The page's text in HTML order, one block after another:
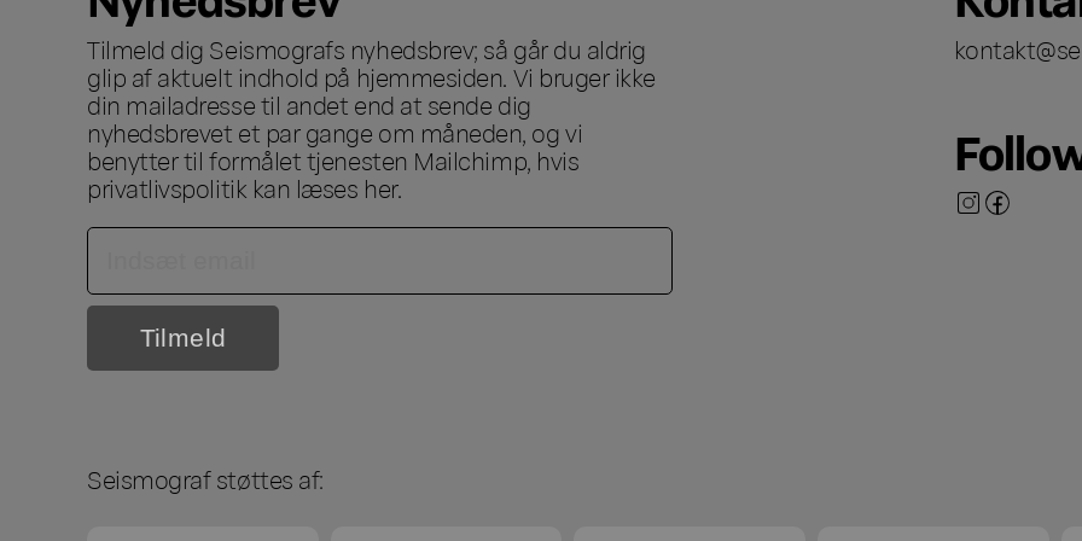
Tilmeld dig Seismografs nyhedsbrev; så går du aldrig
glip af aktuelt indhold på hjemmesiden. Vi bruger ikke
din mailadresse til andet end at sende dig
nyhedsbrevet et par gange om måneden, og vi
benytter til formålet tjenesten Mailchimp, hvis
privatlivspolitik kan læses her.
Seismograf støttes af: